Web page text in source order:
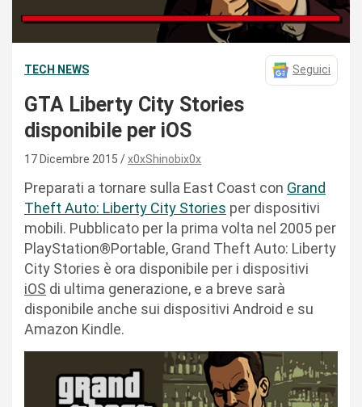
TECH NEWS Seguici
GTA Liberty City Stories
disponibile per iOS
17 Dicembre 2015 x0xShinobix0x
Preparati a tornare sulla East Coast con Grand
Theft Auto: Liberty City Stories per dispositivi
mobili. Pubblicato per la prima volta nel 2005 per
PlayStation®Portable, Grand Theft Auto: Liberty
City Stories è ora disponibile per i dispositivi
iOS di ultima generazione, e a breve sarà
disponibile anche sui dispositivi Android e su
Amazon Kindle.